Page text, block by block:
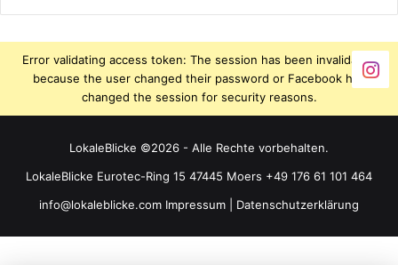
Error validating access token: The session has been invalidated
because the user changed their password or Facebook has
changed the session for security reasons.
LokaleBlicke ©2026 - Alle Rechte vorbehalten.
LokaleBlicke Eurotec-Ring 15 47445 Moers +49 176 61 101 464
info@lokaleblicke.com Impressum Datenschutzerklärung